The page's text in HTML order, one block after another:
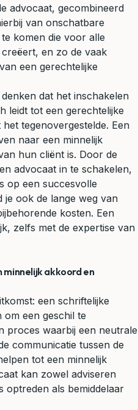
advocaat, gecombineerd
van onschatbare
komen die voor alle
en zo de vaak
een gerechtelijke
dat het inschakelen
leidt tot een gerechtelijke
tegenovergestelde. Een
naar een minnelijk
hun cliënt is. Door de
advocaat in te schakelen,
op een succesvolle
je ook de lange weg van
kosten. Een
zelfs met de expertise van
minnelijk akkoord en
een schriftelijke
een geschil te
proces waarbij een neutrale
communicatie tussen de
tot een minnelijk
kan zowel adviseren
optreden als bemiddelaar